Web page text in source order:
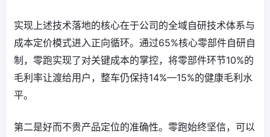
实现上述技术落地的核心在于公司的全域自研技术体系与
成本定价模式进入正向循环。通过65%核心零部件自研自
制，零跑实现了对关键成本的掌控，将零部件环节10%的
毛利率让渡给用户，整车仍保持14%—15%的健康毛利水
平。
第二是好而不贵产品定位的准确性。零跑始终坚信，可以